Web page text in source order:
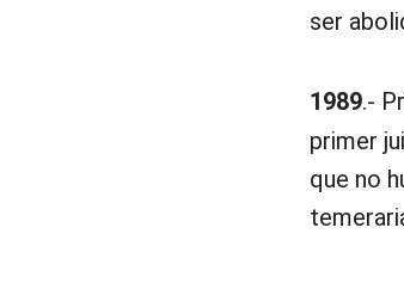
ser
1989.-
primer
que no